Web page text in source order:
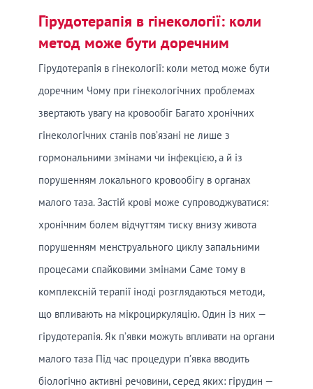
Гірудотерапія в гінекології: коли
метод може бути доречним
Гірудотерапія в гінекології: коли метод може бути
доречним Чому при гінекологічних проблемах
звертають увагу на кровообіг Багато хронічних
гінекологічних станів пов’язані не лише з
гормональними змінами чи інфекцією, а й із
порушенням локального кровообігу в органах
малого таза. Застій крові може супроводжуватися:
хронічним болем відчуттям тиску внизу живота
порушенням менструального циклу запальними
процесами спайковими змінами Саме тому в
комплексній терапії іноді розглядаються методи,
що впливають на мікроциркуляцію. Один із них —
гірудотерапія. Як п’явки можуть впливати на органи
малого таза Під час процедури п’явка вводить
біологічно активні речовини, серед яких: гірудин —